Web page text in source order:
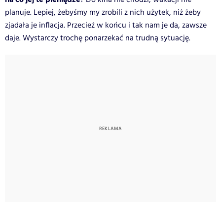
planuje. Lepiej, żebyśmy my zrobili z nich użytek, niż żeby
zjadała je inflacja. Przecież w końcu i tak nam je da, zawsze
daje. Wystarczy trochę ponarzekać na trudną sytuację.